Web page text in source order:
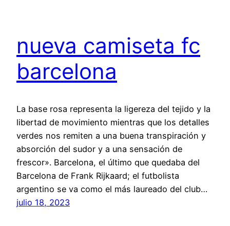
nueva camiseta fc
barcelona
La base rosa representa la ligereza del tejido y la
libertad de movimiento mientras que los detalles
verdes nos remiten a una buena transpiración y
absorción del sudor y a una sensación de
frescor». Barcelona, el último que quedaba del
Barcelona de Frank Rijkaard; el futbolista
argentino se va como el más laureado del club…
julio 18, 2023